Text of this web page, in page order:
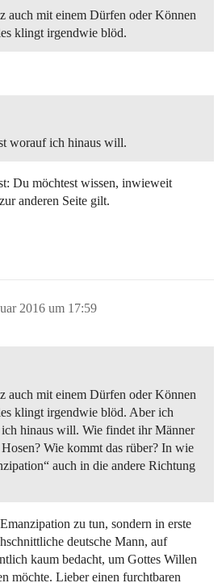
auch mit einem Dürfen oder Können
klingt irgendwie blöd.
worauf ich hinaus will.
Du möchtest wissen, inwieweit
anderen Seite gilt.
2016 um 17:59
auch mit einem Dürfen oder Können
klingt irgendwie blöd. Aber ich
hinaus will. Wie findet ihr Männer
Wie kommt das rüber? In wie
auch in die andere Richtung
zu tun, sondern in erste
deutsche Mann, auf
kaum bedacht, um Gottes Willen
möchte. Lieber einen furchtbaren